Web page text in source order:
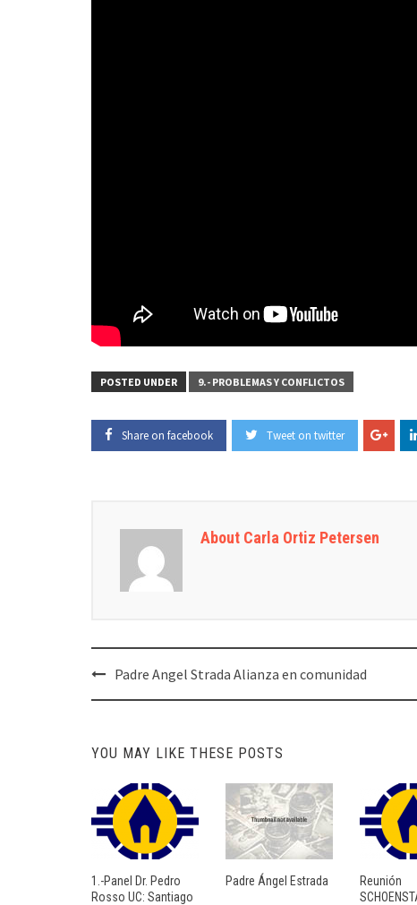
POSTED UNDER 9.- PROBLEMAS Y CONFLICTOS
Share on facebook Tweet on twitter
About Carla Ortiz Petersen
Post
navigation
Padre Angel Strada Alianza en comunidad
YOU MAY LIKE THESE POSTS
1.-Panel Dr. Pedro
Rosso UC: Santiago
Padre Ángel Estrada
Reunión